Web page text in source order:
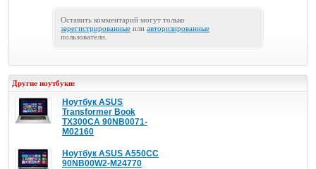
Оставить комментарий могут только
зарегистрированные или авторизированные
пользователи.
Другие ноутбуки:
Ноутбук ASUS
Transformer Book
TX300CA 90NB0071-
M02160
Ноутбук ASUS A550CC
90NB00W2-M24770